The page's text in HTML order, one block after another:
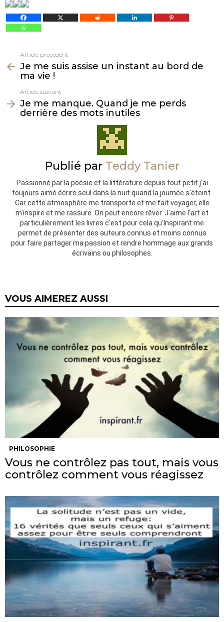
plus
Article précédent
Je me suis assise un instant au bord de
ma vie !
Article suivant
Je me manque. Quand je me perds
derrière des mots inutiles
Publié par Teddy Tanier
Passionné par la poésie et la littérature depuis tout petit j'ai
toujours aimé écrire seul dans la nuit quand la journée s'éteint.
Car cette atmosphère me transporte et me fait voyager, elle
m'inspire et me rassure. On peut encore rêver. J'aime l'art et
particulièrement les livres c'est pour cela qu'Inspirant me
permet de présenter des auteurs connus et moins connus
pour faire partager ma passion et rendre hommage aux grands
écrivains ou philosophes.
VOUS AIMEREZ AUSSI
PHILOSOPHIE
Vous ne contrôlez pas tout, mais vous
contrôlez comment vous réagissez